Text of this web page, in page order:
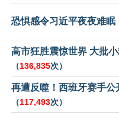
恐惧感令习近平夜夜难眠
高市狂胜震惊世界 大批
（136,835次）
再遭反噬！西班牙赛手公
（117,493次）